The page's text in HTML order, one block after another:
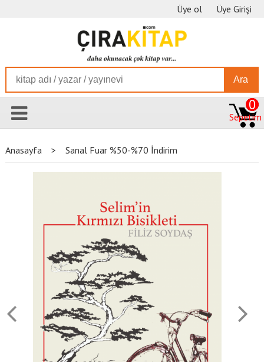
Üye ol Üye Girişi
Ara
Sepetim
0
Anasayfa > Sanal Fuar %50-%70 İndirim